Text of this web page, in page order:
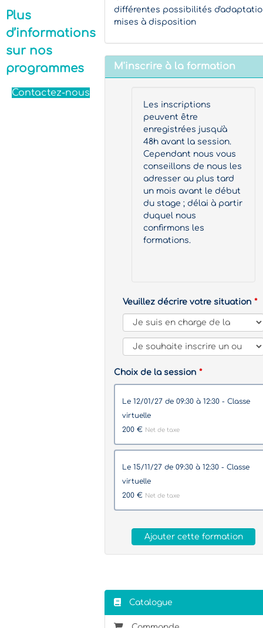
Plus
d’informations
sur nos
programmes
Contactez-nous
différentes possibilités
mises à disposition
M'inscrire à la formation
Les inscriptions
peuvent être
enregistrées jusqu'à
48h avant la session.
Cependant nous vous
conseillons de nous les
adresser au plus tard
un mois avant le début
du stage ; délai à partir
duquel nous
confirmons les
formations.
Veuillez décrire votre situation
Choix de la session
le 12/01/27 de 09:30 à 12:30 - Classe
virtuelle
200 € Net de taxe
le 15/11/27 de 09:30 à 12:30 - Classe
virtuelle
200 € Net de taxe
Ajouter cette formation
Catalogue